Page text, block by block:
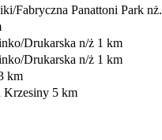
Fabryczna Panattoni Park nż.
Drukarska n/ż 1 km
Drukarska n/ż 1 km
km
Krzesiny 5 km